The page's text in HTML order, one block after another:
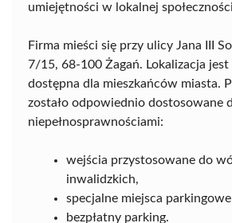
umiejętności w lokalnej
Firma mieści się przy ulicy Jana III
7/15, 68-100 Żagań. Lokalizacja
dostępna dla mieszkańców miasta.
zostało odpowiednio dostosowane
niepełnosprawnościami:
wejścia przystosowane do
inwalidzkich,
specjalne miejsca
bezpłatny parking.